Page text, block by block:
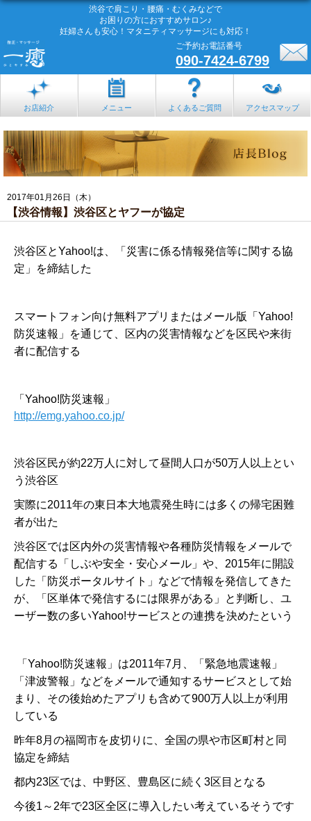
渋谷で肩こり・腰痛・むくみなどで
お困りの方におすすめサロン♪
妊婦さんも安心！マタニティマッサージにも対応！
ご予約お電話番号
090-7424-6799
お店紹介 メニュー よくあるご質問 アクセスマップ
2017年01月26日（木）
【渋谷情報】渋谷区とヤフーが協定
渋谷区とYahoo!は、「災害に係る情報発信等に関する協
定」を締結した
スマートフォン向け無料アプリまたはメール版「Yahoo!
防災速報」を通じて、区内の災害情報などを区民や来街
者に配信する
「Yahoo!防災速報」
http://emg.yahoo.co.jp/
渋谷区民が約22万人に対して昼間人口が50万人以上とい
う渋谷区
実際に2011年の東日本大地震発生時には多くの帰宅困難
者が出た
渋谷区では区内外の災害情報や各種防災情報をメールで
配信する「しぶや安全・安心メール」や、2015年に開設
した「防災ポータルサイト」などで情報を発信してきた
が、「区単体で発信するには限界がある」と判断し、ユ
ーザー数の多いYahoo!サービスとの連携を決めたという
「Yahoo!防災速報」は2011年7月、「緊急地震速報」
「津波警報」などをメールで通知するサービスとして始
まり、その後始めたアプリも含めて900万人以上が利用
している
昨年8月の福岡市を皮切りに、全国の県や市区町村と同
協定を締結
都内23区では、中野区、豊島区に続く3区目となる
今後1～2年で23区全区に導入したい考えているそうです